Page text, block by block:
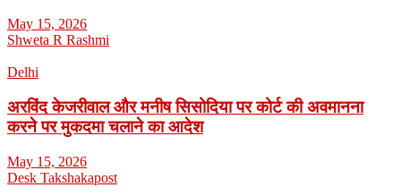
May 15, 2026
Shweta R Rashmi
Delhi
अरविंद केजरीवाल और मनीष सिसोदिया पर कोर्ट की अवमानना
करने पर मुकदमा चलाने का आदेश
May 15, 2026
Desk Takshakapost